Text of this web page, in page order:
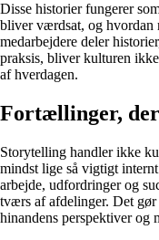
Disse historier fungerer
bliver værdsat, og hvordan
medarbejdere deler
praksis, bliver kulturen
af hverdagen.
Fortællinger,
Storytelling handler ikke
mindst lige så vigtigt
arbejde, udfordringer og
tværs af afdelinger. Det
hinandens perspektiver og